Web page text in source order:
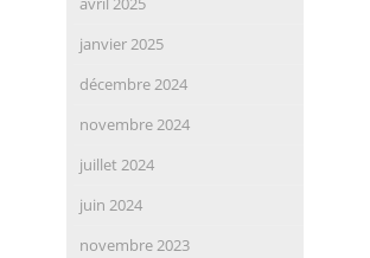
janvier 2025
décembre 2024
novembre 2024
juillet 2024
juin 2024
novembre 2023